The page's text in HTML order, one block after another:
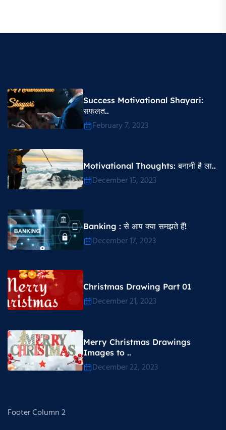
Success Motivational Shayari​:
सफलत..
February 7, 2023
Motivational Thoughts​: बनानी है ला..
December 15, 2023
Banking : से आप क्या समझते हैं!
December 17, 2023
Christmas Drawing Part 01
December 21, 2023
Merry Christmas Drawings
Images to ..
December 22, 2023
Footer Column 2